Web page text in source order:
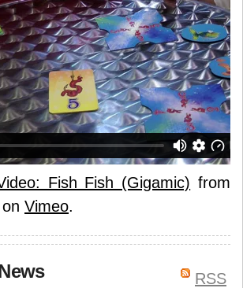
Fish Fish (Gigamic) from
on Vimeo.
RSS